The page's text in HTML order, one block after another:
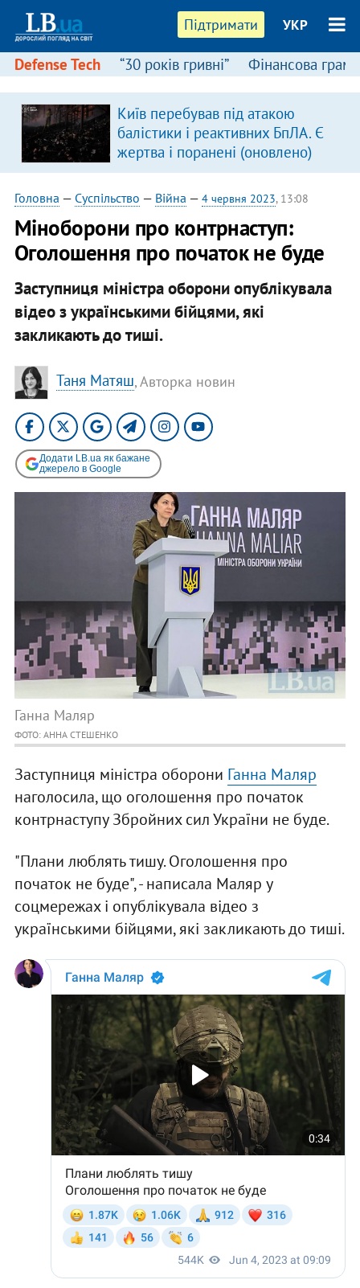
Підтримати УКР
Defense Tech “30 років гривні” Фінансова
Київ перебував під атакою
балістики і реактивних БпЛА. Є
жертва і поранені (оновлено)
Головна — Суспільство — Війна — 4 червня 2023, 13:08
Міноборони про контрнаступ:
Оголошення про початок не буде
Заступниця міністра оборони опублікувала
відео з українськими бійцями, які
закликають до тиші.
Таня Матяш, Авторка новин
Додати LB.ua як бажане
джерело в Google
Ганна Маляр
ФОТО: АННА СТЕШЕНКО
Заступниця міністра оборони Ганна Маляр
наголосила, що оголошення про початок
контрнаступу Збройних сил України не буде.
"Плани люблять тишу. Оголошення про
початок не буде", - написала Маляр у
соцмережах і опублікувала відео з
українськими бійцями, які закликають до тиші.